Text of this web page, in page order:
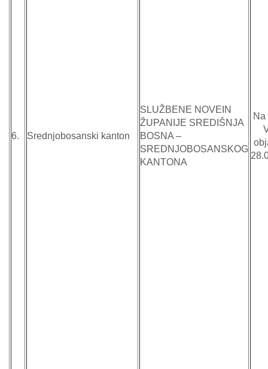
6. Srednjobosanski kanton
SLUŽBENE NOVEIN
ŽUPANIJE SREDIŠNJA
BOSNA –
SREDNJOBOSANSKOG
KANTONA
Na